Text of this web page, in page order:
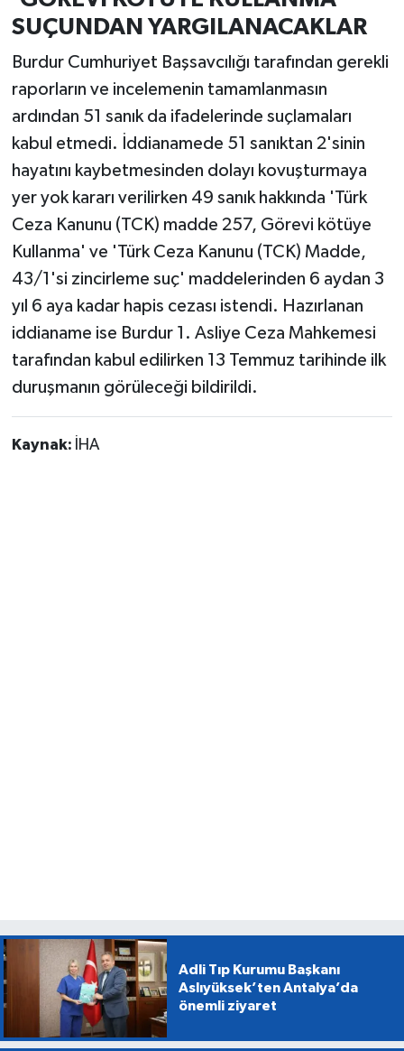
SUÇUNDAN YARGILANACAKLAR
Burdur Cumhuriyet Başsavcılığı tarafından gerekli
raporların ve incelemenin tamamlanmasın
ardından 51 sanık da ifadelerinde suçlamaları
kabul etmedi. İddianamede 51 sanıktan 2'sinin
hayatını kaybetmesinden dolayı kovuşturmaya
yer yok kararı verilirken 49 sanık hakkında 'Türk
Ceza Kanunu (TCK) madde 257, Görevi kötüye
Kullanma' ve 'Türk Ceza Kanunu (TCK) Madde,
43/1'si zincirleme suç' maddelerinden 6 aydan 3
yıl 6 aya kadar hapis cezası istendi. Hazırlanan
iddianame ise Burdur 1. Asliye Ceza Mahkemesi
tarafından kabul edilirken 13 Temmuz tarihinde ilk
duruşmanın görüleceği bildirildi.
Kaynak: İHA
Adli Tıp Kurumu Başkanı
Aslıyüksek’ten Antalya’da
önemli ziyaret